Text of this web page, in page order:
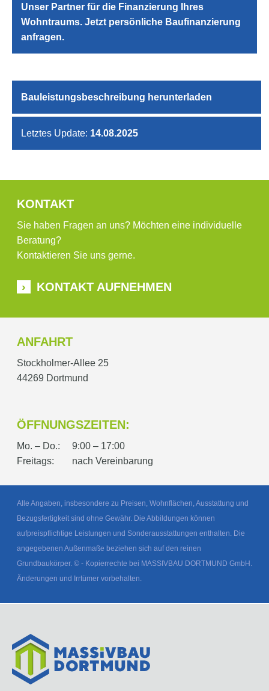
Unser Partner für die Finanzierung Ihres
Wohntraums. Jetzt persönliche Baufinanzierung
anfragen.
Bauleistungsbeschreibung herunterladen
Letztes Update: 14.08.2025
KONTAKT
Sie haben Fragen an uns? Möchten eine individuelle
Beratung?
Kontaktieren Sie uns gerne.
KONTAKT AUFNEHMEN
ANFAHRT
Stockholmer-Allee 25
44269 Dortmund
ÖFFNUNGSZEITEN:
Mo. – Do.: 9:00 – 17:00
Freitags:
nach Vereinbarung
Alle Angaben, insbesondere zu Preisen, Wohnflächen, Ausstattung und
Bezugsfertigkeit sind ohne Gewähr. Die Abbildungen können
aufpreispflichtige Leistungen und Sonderausstattungen enthalten. Die
angegebenen Außenmaße beziehen sich auf den reinen
Grundbaukörper. © - Kopierrechte bei MASSIVBAU DORTMUND GmbH.
Änderungen und Irrtümer vorbehalten.